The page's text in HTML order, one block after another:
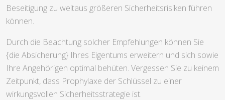
Beseitigung zu weitaus größeren Sicherheitsrisiken führen
können.
Durch die Beachtung solcher Empfehlungen können Sie
{die Absicherung} Ihres Eigentums erweitern und sich sowie
Ihre Angehörigen optimal behüten. Vergessen Sie zu keinem
Zeitpunkt, dass Prophylaxe der Schlüssel zu einer
wirkungsvollen Sicherheitsstrategie ist.